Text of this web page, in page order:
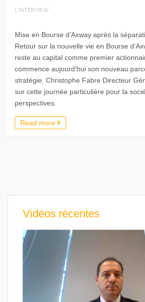
L'INTERVIEW
Mise en Bourse d’Axway après la
Retour sur la nouvelle vie en Bourse
reste au capital comme premier
commence aujourd’hui son nouveau
stratégie. Christophe Fabre Directeur
sur cette journée particulière pour la
perspectives.
Read more
Vidéos récentes